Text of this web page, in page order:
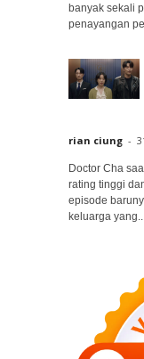
banyak sekali
penayangan
rian ciung -
Doctor Cha
rating tinggi
episode
keluarga